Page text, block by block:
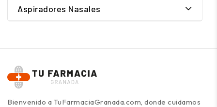
Aspiradores Nasales
Bienvenido a TuFarmaciaGranada.com, donde cuidamos